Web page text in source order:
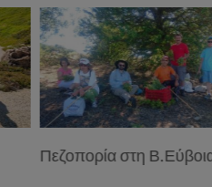
Πεζοπορία στη Β.Εύβοια